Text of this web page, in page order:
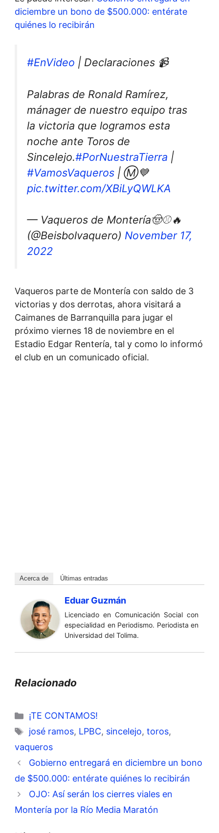
diciembre un bono de $500.000: entérate
quiénes lo recibirán
#EnVideo | Declaraciones 📹
Palabras de Ronald Ramírez,
mánager de nuestro equipo tras
la victoria que logramos esta
noche ante Toros de
Sincelejo.#PorNuestraTierra |
#VamosVaqueros | Ⓜ️💙
pic.twitter.com/XBiLyQWLKA
— Vaqueros de Montería🤠⚾🔥
(@Beisbolvaquero) November 17,
2022
Vaqueros parte de Montería con saldo de 3
victorias y dos derrotas, ahora visitará a
Caimanes de Barranquilla para jugar el
próximo viernes 18 de noviembre en el
Estadio Edgar Rentería, tal y como lo informó
el club en un comunicado oficial.
Acerca de Últimas entradas
Eduar Guzmán
Licenciado en Comunicación Social con
especialidad en Periodismo. Periodista en
Universidad del Tolima.
Relacionado
Categorías
¡TE CONTAMOS!
Etiquetas
josé ramos, LPBC, sincelejo, toros,
vaqueros
Gobierno entregará en diciembre un bono
de $500.000: entérate quiénes lo recibirán
OJO: Así serán los cierres viales en
Montería por la Río Media Maratón